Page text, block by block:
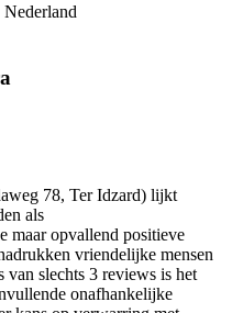
78, Ter Idzard) lijkt
als
maar opvallend positieve
vriendelijke mensen
van slechts 3 reviews is het
onafhankelijke